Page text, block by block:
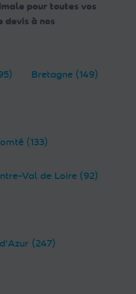
pour toutes vos
devis à nos
Bretagne (149)
(133)
Val de Loire (92)
(247)